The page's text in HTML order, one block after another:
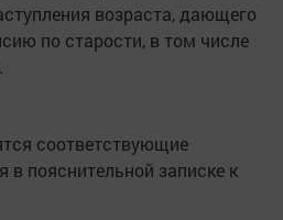
возраста, дающего
по старости, в том числе
соответствующие
в пояснительной записке к